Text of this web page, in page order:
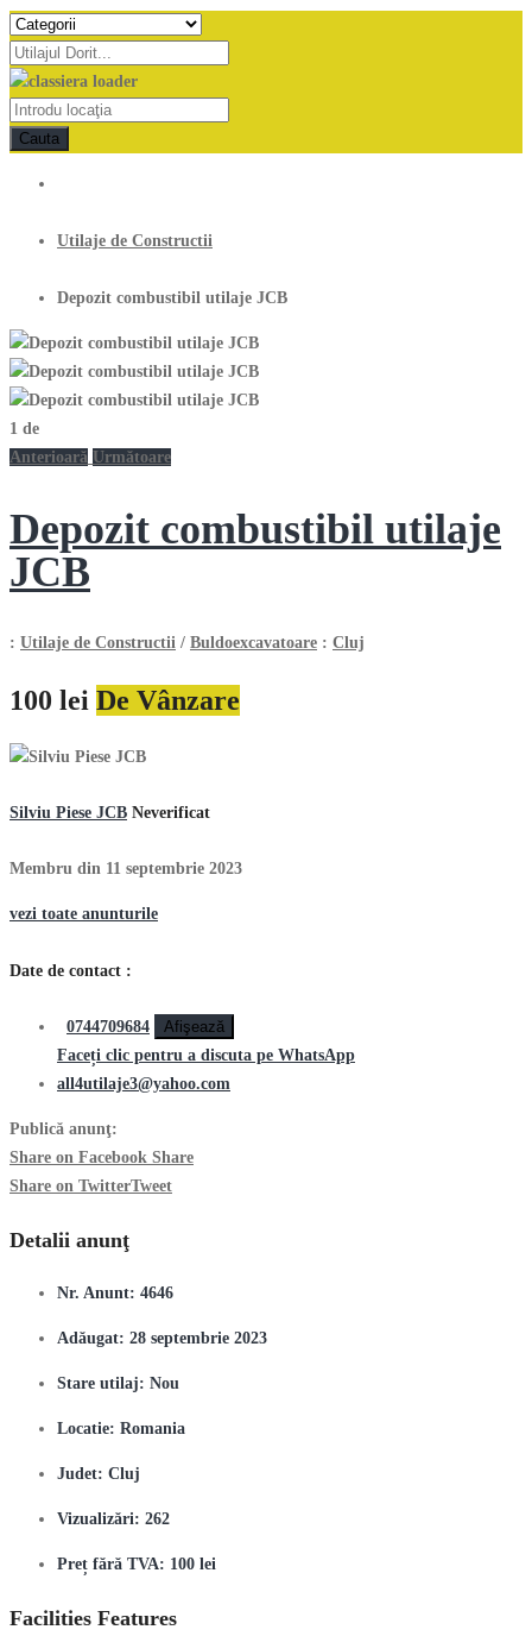
Cauta
Utilaje de Constructii
Depozit combustibil utilaje JCB
1 de
Anterioară Următoare
Depozit combustibil utilaje
JCB
: Utilaje de Constructii / Buldoexcavatoare : Cluj
100 lei De Vânzare
Silviu Piese JCB Neverificat
Membru din 11 septembrie 2023
vezi toate anunturile
Date de contact :
0744709684
Afişează
Faceți clic pentru a discuta pe WhatsApp
all4utilaje3@yahoo.com
Publică anunţ:
Share on Facebook Share
Share on TwitterTweet
Detalii anunţ
Nr. Anunt: 4646
Adăugat: 28 septembrie 2023
Stare utilaj: Nou
Locatie: Romania
Judet: Cluj
Vizualizări: 262
Preț fără TVA: 100 lei
Facilities Features